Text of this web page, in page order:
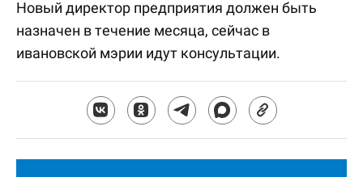
Новый директор предприятия должен быть
назначен в течение месяца, сейчас в
ивановской мэрии идут консультации.